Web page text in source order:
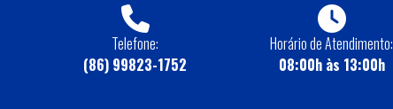
Telefone:
(86) 99823-1752
Horário de Atendimento:
08:00h às 13:00h